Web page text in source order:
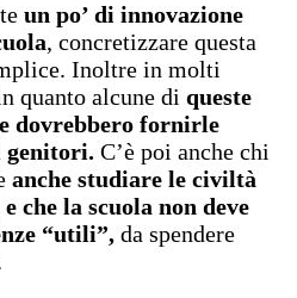
un po’ di innovazione
, concretizzare questa
Inoltre in molti
quanto alcune di queste
dovrebbero fornirle
genitori. C’è poi anche chi
anche studiare le civiltà
che la scuola non deve
“utili”, da spendere